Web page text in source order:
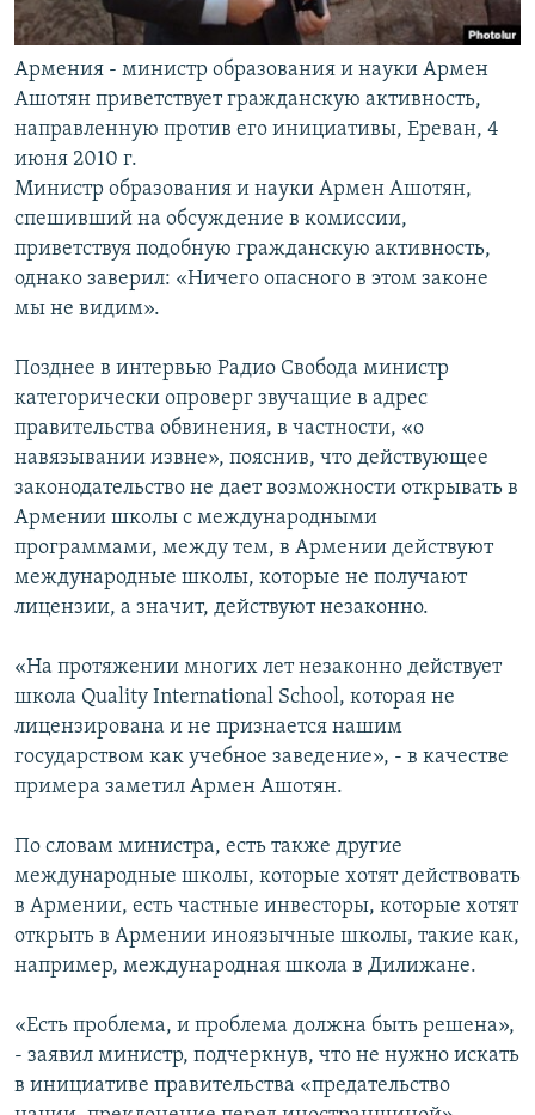
Армения - министр образования и науки Армен
Ашотян приветствует гражданскую активность,
направленную против его инициативы, Ереван, 4
июня 2010 г.
Министр образования и науки Армен Ашотян,
спешивший на обсуждение в комиссии,
приветствуя подобную гражданскую активность,
однако заверил: «Ничего опасного в этом законе
мы не видим».
Позднее в интервью Радио Свобода министр
категорически опроверг звучащие в адрес
правительства обвинения, в частности, «о
навязывании извне», пояснив, что действующее
законодательство не дает возможности открывать в
Армении школы с международными
программами, между тем, в Армении действуют
международные школы, которые не получают
лицензии, а значит, действуют незаконно.
«На протяжении многих лет незаконно действует
школа Quality International School, которая не
лицензирована и не признается нашим
государством как учебное заведение», - в качестве
примера заметил Армен Ашотян.
По словам министра, есть также другие
международные школы, которые хотят действовать
в Армении, есть частные инвесторы, которые хотят
открыть в Армении иноязычные школы, такие как,
например, международная школа в Дилижане.
«Есть проблема, и проблема должна быть решена»,
- заявил министр, подчеркнув, что не нужно искать
в инициативе правительства «предательство